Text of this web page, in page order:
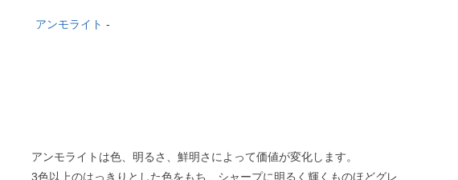
アンモライト -
アンモライトは色、明るさ、鮮明さによって価値が変化します。
3色以上のはっきりとした色をもち、シャープに明るく輝くものほどグレ